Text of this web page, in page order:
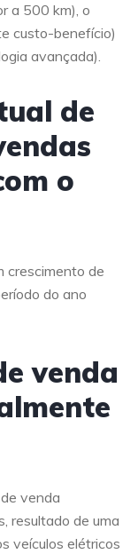
a 500 km), o
custo-benefício)
avançada).
de
o
crescimento de
do ano
venda
venda
resultado de uma
veículos elétricos